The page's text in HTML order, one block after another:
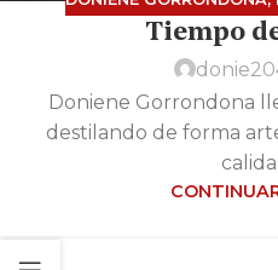
Tiempo
Doniene Gorrondona
destilando de forma